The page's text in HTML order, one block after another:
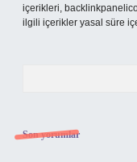
içerikleri,
ilgili içerikler yasal süre
Son yorumlar